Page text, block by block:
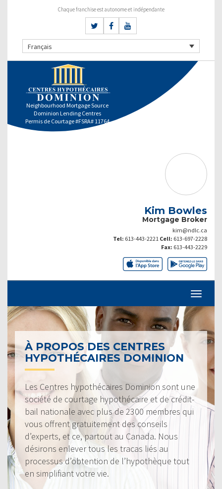
Chaque franchise est autonome et indépendante
Français
Neighbourhood Mortgage Source
Dominion Lending Centres
Permis de Courtage #FSRA# 11764
Kim Bowles
Mortgage Broker
kim@ndlc.ca
Tel: 613-443-2221 Cell: 613-697-2228
Fax: 613-443-2229
À PROPOS DES CENTRES
HYPOTHÉCAIRES DOMINION
Les Centres hypothécaires Dominion sont une
société de courtage hypothécaire et de crédit-
bail nationale avec plus de 2300 membres qui
vous offrent gratuitement des conseils
d’experts, et ce, partout au Canada. Nous
désirons enlever tous les tracas liés au
processus d’obtention de l’hypothèque tout
en simplifiant votre vie.